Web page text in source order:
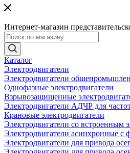
Интернет-магазин
Каталог
Электродвигатели
Электродвигатели
Однофазные электродвигатели
Взрывозащищенные
Электродвигатели АДЧР для
Крановые электродвигатели
Электродвигатели со встроенным
Электродвигатели асинхронные с
Электродвигатели для привода